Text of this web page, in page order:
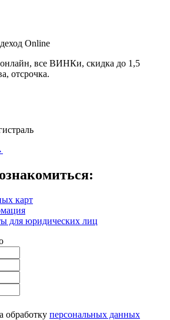
Online
все ВИНКи, скидка до 1,5
отсрочка.
карт
для юридических лиц
обработку персональных данных